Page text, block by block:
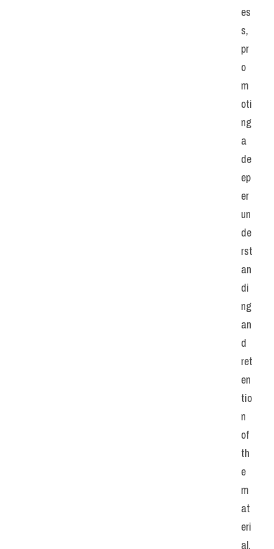
es
s,
pr
o
m
oti
ng
a
de
ep
er
un
de
rst
an
di
ng
an
d
ret
en
tio
n
of
th
e
m
at
eri
al.